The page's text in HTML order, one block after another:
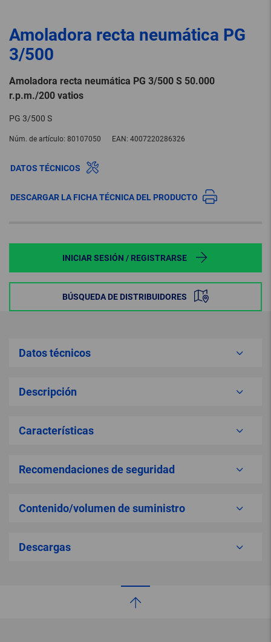
Amoladora recta neumática PG
3/500
Amoladora recta neumática PG 3/500 S 50.000
r.p.m./200 vatios
PG 3/500 S
Núm. de artículo: 80107050 EAN: 4007220286326
DATOS TÉCNICOS
DESCARGAR LA FICHA TÉCNICA DEL PRODUCTO
INICIAR SESIÓN / REGISTRARSE
BÚSQUEDA DE DISTRIBUIDORES
Datos técnicos
Descripción
Características
Recomendaciones de seguridad
Contenido/volumen de suministro
Descargas